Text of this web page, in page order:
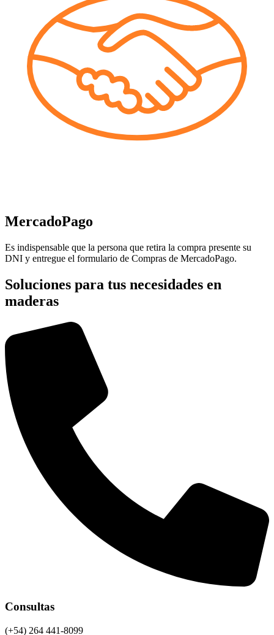
MercadoPago
Es indispensable que la persona que retira la compra presente su
DNI y entregue el formulario de Compras de MercadoPago.
Soluciones para tus necesidades en
maderas
Consultas
(+54) 264 441-8099